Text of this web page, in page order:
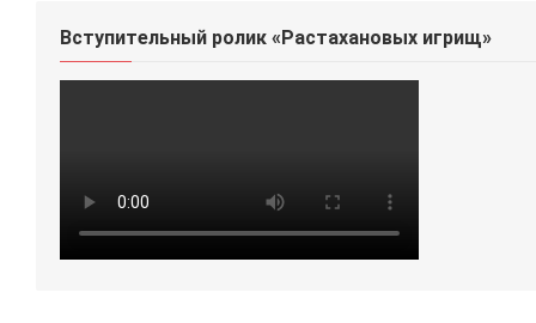
Вступительный ролик «Растахановых игрищ»